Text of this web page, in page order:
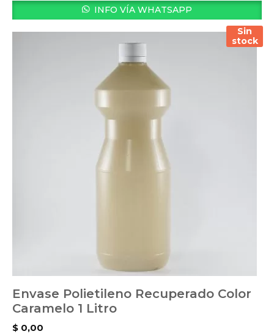
INFO VÍA WHATSAPP
Sin
stock
Envase Polietileno Recuperado Color
Caramelo 1 Litro
$ 0,00